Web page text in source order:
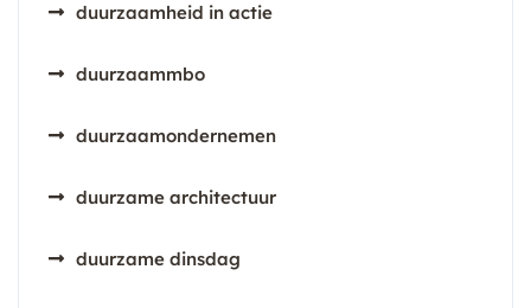
duurzaamheid in actie
duurzaammbo
duurzaamondernemen
duurzame architectuur
duurzame dinsdag